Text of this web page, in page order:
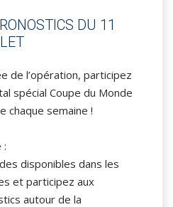
DU 11
de l’opération, participez
spécial Coupe du Monde
chaque semaine !
:
disponibles dans les
et participez aux
autour de la